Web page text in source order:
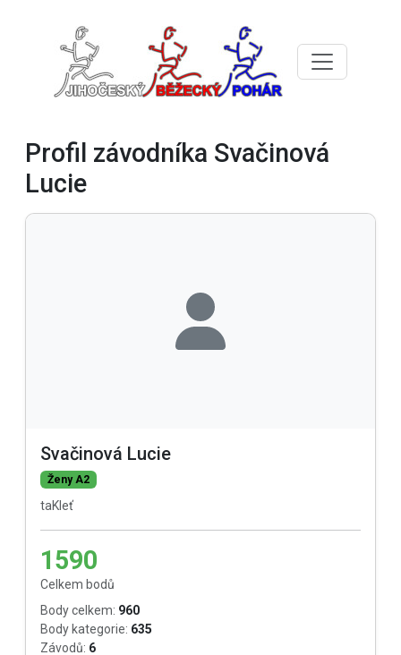
Profil závodníka Svačinová
Lucie
Svačinová Lucie
Ženy A2
taKleť
1590
Celkem bodů
Body celkem: 960
Body kategorie: 635
Závodů: 6